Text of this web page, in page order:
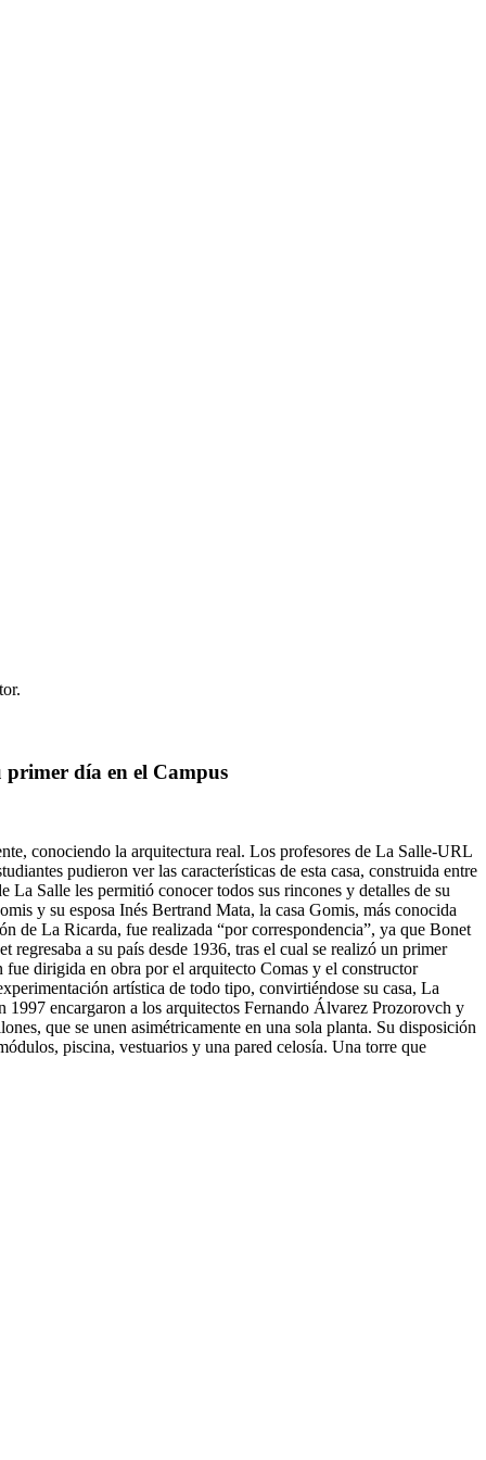
día en el Campus
conociendo la arquitectura real. Los profesores de La Salle-URL
pudieron ver las características de esta casa, construida entre
Salle les permitió conocer todos sus rincones y detalles de su
y su esposa Inés Bertrand Mata, la casa Gomis, más conocida
de La Ricarda, fue realizada “por correspondencia”, ya que Bonet
a su país desde 1936, tras el cual se realizó un primer
dirigida en obra por el arquitecto Comas y el constructor
artística de todo tipo, convirtiéndose su casa, La
encargaron a los arquitectos Fernando Álvarez Prozorovch y
que se unen asimétricamente en una sola planta. Su disposición
piscina, vestuarios y una pared celosía. Una torre que